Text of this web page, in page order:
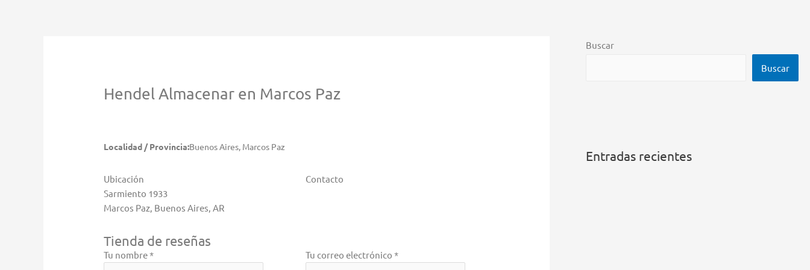
HendelAlmacenar en Marcos Paz
Localidad / Provincia:Buenos Aires, Marcos Paz
Ubicación
Sarmiento 1933
Marcos Paz, Buenos Aires, AR
Contacto
Tienda de reseñas
Tu nombre * Tu correo electrónico *
Buscar
Buscar
Entradas recientes